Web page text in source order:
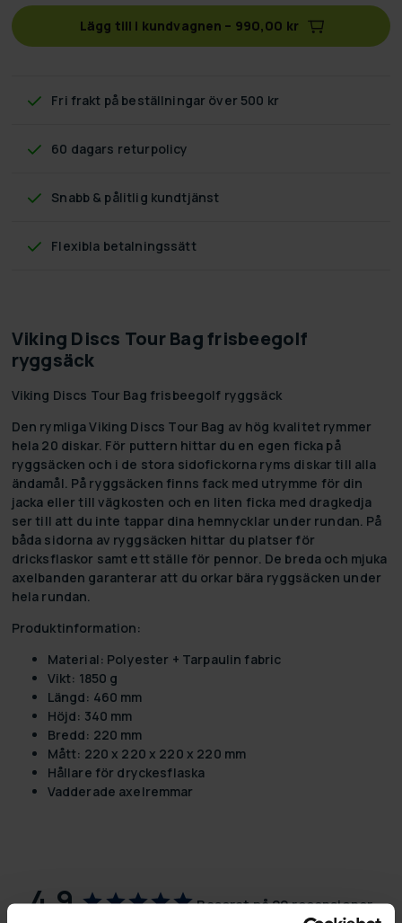
Lägg till i kundvagnen – 990,00 kr
Fri frakt på beställningar över 500 kr
60 dagars returpolicy
Snabb & pålitlig kundtjänst
Flexibla betalningssätt
Viking Discs Tour Bag frisbeegolf
ryggsäck
Viking Discs Tour Bag frisbeegolf ryggsäck
Den rymliga Viking Discs Tour Bag av hög kvalitet rymmer
hela 20 diskar. För puttern hittar du en egen ficka på
ryggsäcken och i de stora sidofickorna ryms diskar till alla
ändamål. På ryggsäcken finns fack med utrymme för din
jacka eller till vägkosten och en liten ficka med dragkedja
ser till att du inte tappar dina hemnycklar under rundan. På
båda sidorna av ryggsäcken hittar du platser för
dricksflaskor samt ett ställe för pennor. De breda och mjuka
axelbanden garanterar att du orkar bära ryggsäcken under
hela rundan.
Produktinformation:
Material: Polyester + Tarpaulin fabric
Vikt: 1850 g
Längd: 460 mm
Höjd: 340 mm
Bredd: 220 mm
Mått: 220 x 220 x 220 x 220 mm
Hållare för dryckesflaska
Vadderade axelremmar
4,9 Baserat på 29 recensioner